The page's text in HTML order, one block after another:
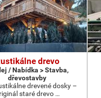
drevo
/ Nabídka > Stavba,
dřevostavby
drevené dosky –
staré drevo …